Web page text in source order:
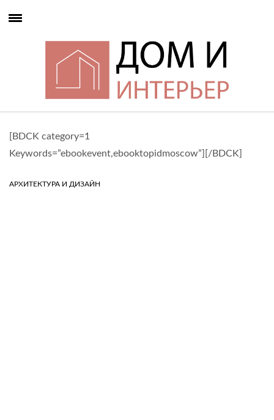
[BDCK category=1
Keywords=”ebookevent,ebooktopidmoscow”][/BDCK]
АРХИТЕКТУРА И ДИЗАЙН